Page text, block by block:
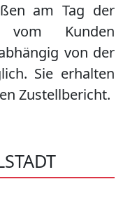
am Tag der
Kunden
von der
Sie erhalten
Zustellbericht.